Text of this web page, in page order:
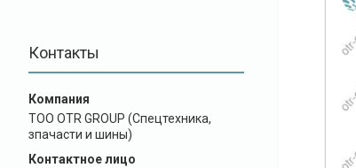
Контакты
ТОО OTR GROUP (Спецтехника,
зпачасти и шины)